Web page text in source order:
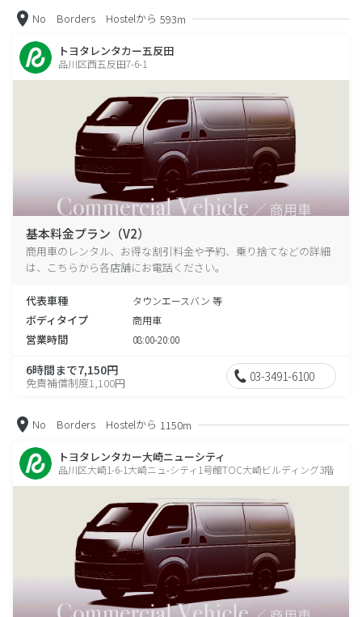
No Borders Hostelから 593m
トヨタレンタカー五反田
品川区西五反田7-6-1
基本料金プラン（V2）
商用車のレンタル、お得な割引料金や予約、乗り捨てなどの詳細
は、こちらから各店舗にお電話ください。
代表車種 タウンエースバン 等
ボディタイプ 商用車
営業時間 08:00-20:00
6時間まで7,150円
免責補償制度1,100円 03-3491-6100
No Borders Hostelから 1150m
トヨタレンタカー大崎ニューシティ
品川区大崎1-6-1大崎ニュ-シティ1号館TOC大崎ビルディング3階